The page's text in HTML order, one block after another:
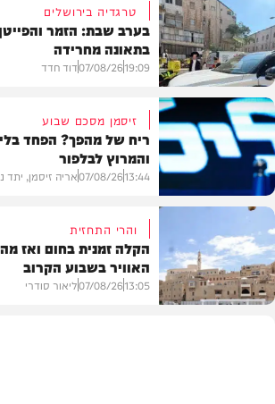
בארץ
טרגדיה בירושלים
בערב שבת: הזמר
בתאונה מחרידה
19:09
07/08/26דוד חדד
פוליטי
זיסמן מסכם שבוע
ריח של מהפך? הפחד
והמרוץ לבלפור
13:44
07/08/26אריה זיסמן, יתד
והרי התחזית
הקלה זמנית בחום ואז
האוויר בשבוע הקרוב
13:05
07/08/26ליאור סודרי